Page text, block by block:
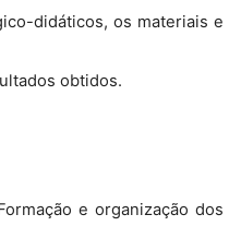
didáticos, os materiais e
obtidos.
e organização dos